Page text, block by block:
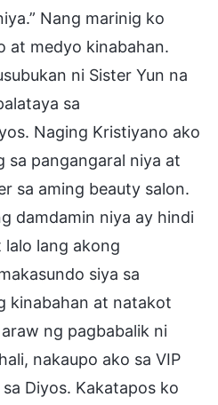
Nang marinig ko
at medyo kinabahan.
ni Sister Yun na
sa
Naging Kristiyano ako
sa pangangaral niya at
sa aming beauty salon.
damdamin niya ay hindi
lang akong
siya sa
kinabahan at natakot
ng pagbabalik ni
nakaupo ako sa VIP
Diyos. Kakatapos ko